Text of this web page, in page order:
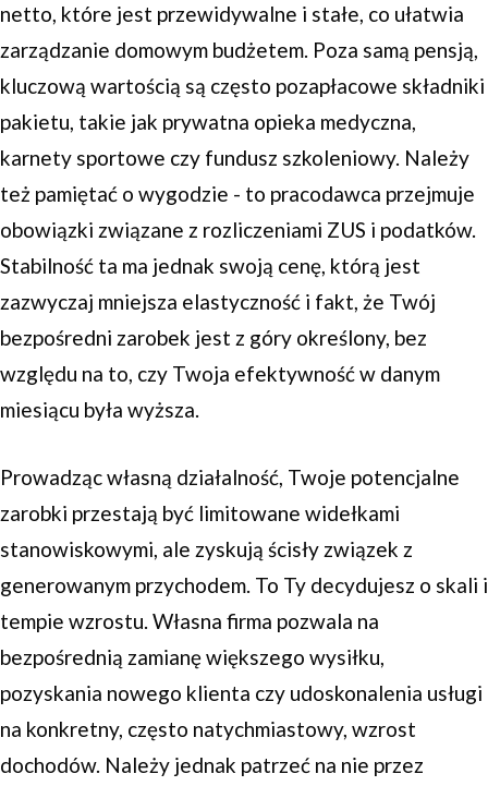
netto, które jest przewidywalne i stałe, co ułatwia
zarządzanie domowym budżetem. Poza samą pensją,
kluczową wartością są często pozapłacowe składniki
pakietu, takie jak prywatna opieka medyczna,
karnety sportowe czy fundusz szkoleniowy. Należy
też pamiętać o wygodzie - to pracodawca przejmuje
obowiązki związane z rozliczeniami ZUS i podatków.
Stabilność ta ma jednak swoją cenę, którą jest
zazwyczaj mniejsza elastyczność i fakt, że Twój
bezpośredni zarobek jest z góry określony, bez
względu na to, czy Twoja efektywność w danym
miesiącu była wyższa.
Prowadząc własną działalność, Twoje potencjalne
zarobki przestają być limitowane widełkami
stanowiskowymi, ale zyskują ścisły związek z
generowanym przychodem. To Ty decydujesz o skali i
tempie wzrostu. Własna firma pozwala na
bezpośrednią zamianę większego wysiłku,
pozyskania nowego klienta czy udoskonalenia usługi
na konkretny, często natychmiastowy, wzrost
dochodów. Należy jednak patrzeć na nie przez